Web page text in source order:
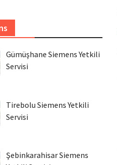
Gümüşhane Siemens Yetkili
Servisi
Tirebolu Siemens Yetkili
Servisi
Şebinkarahisar Siemens